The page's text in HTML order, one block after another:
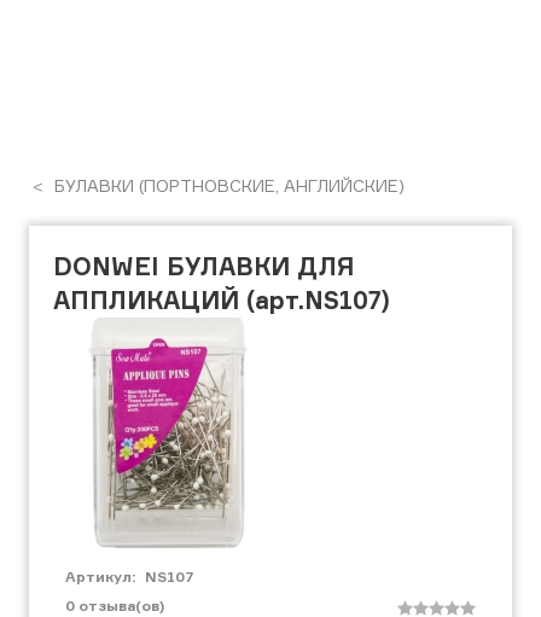
БУЛАВКИ (ПОРТНОВСКИЕ, АНГЛИЙСКИЕ)
DONWEI БУЛАВКИ ДЛЯ
АППЛИКАЦИЙ (арт.NS107)
Артикул: NS107
0 отзыва(ов)